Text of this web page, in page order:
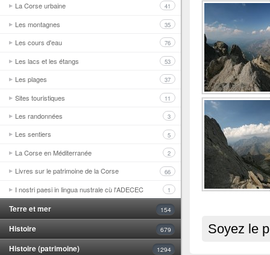
La Corse urbaine 41
Les montagnes 35
Les cours d'eau 76
Les lacs et les étangs 53
Les plages 37
Sites touristiques 11
Les randonnées 3
Les sentiers 5
La Corse en Méditerranée 2
Livres sur le patrimoine de la Corse 66
I nostri paesi in lingua nustrale cù l'ADECEC 1
Terre et mer 154
Histoire 679
Histoire (patrimoine) 1294
Soyez le